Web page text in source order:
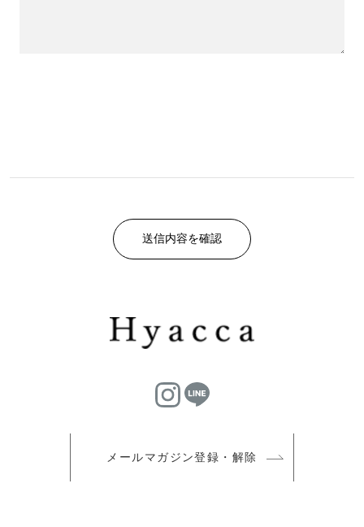
メールマガジン登録・解除